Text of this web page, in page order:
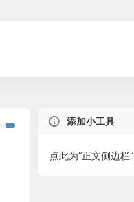
添加小工具
点此为“正文侧边栏